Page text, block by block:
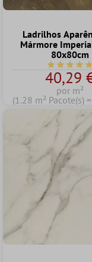
Ladrilhos
Mármore
80x80cm
40,29
por m²
(1.28 m² Pacote(s)